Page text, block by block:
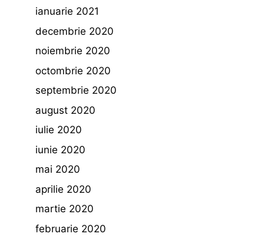
ianuarie 2021
decembrie 2020
noiembrie 2020
octombrie 2020
septembrie 2020
august 2020
iulie 2020
iunie 2020
mai 2020
aprilie 2020
martie 2020
februarie 2020